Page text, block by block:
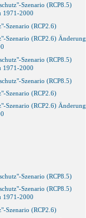
Szenario (RCP8.5)
1971-2000
Szenario (RCP2.6)
Szenario (RCP2.6) Änderung
Szenario (RCP8.5)
1971-2000
Szenario (RCP8.5)
Szenario (RCP2.6)
Szenario (RCP2.6) Änderung
Szenario (RCP8.5)
Szenario (RCP8.5)
1971-2000
Szenario (RCP2.6)